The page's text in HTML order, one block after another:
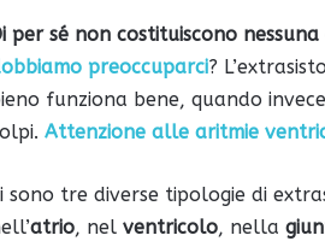
per sé non costituiscono
preoccuparci?
funziona bene, quando
Attenzione alle aritmie
sono tre diverse tipologie di
atrio, nel ventricolo, nella